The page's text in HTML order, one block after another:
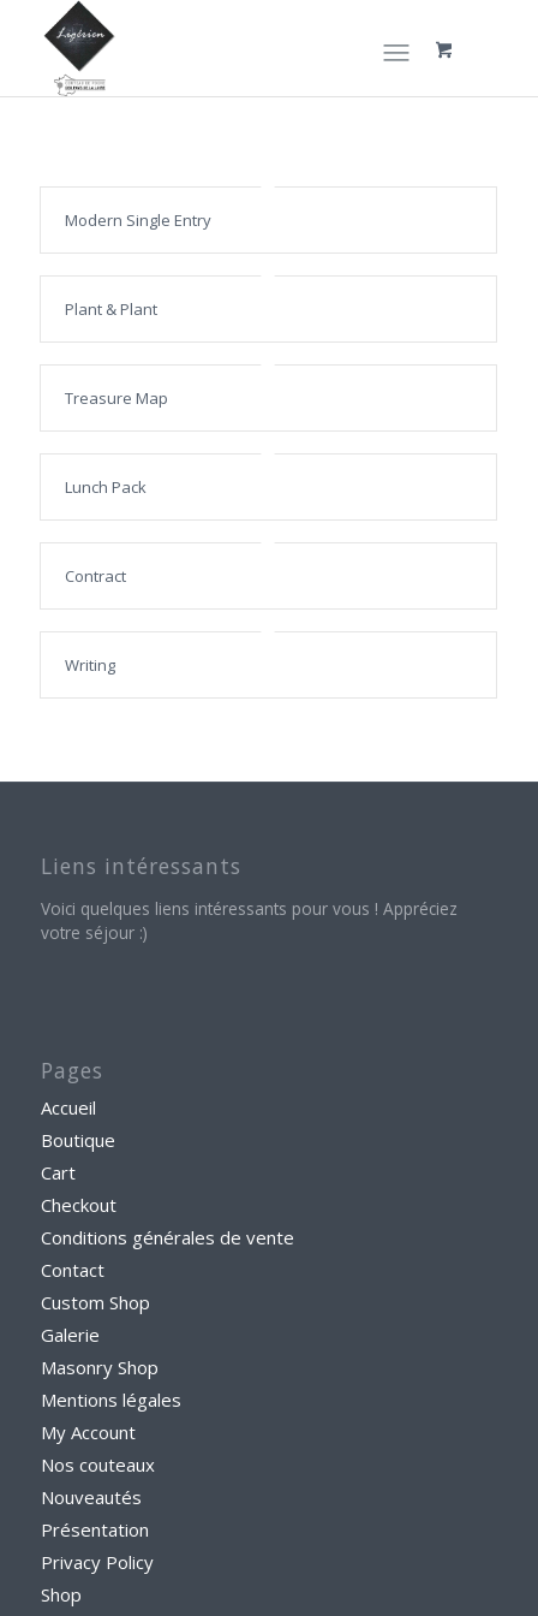
Modern Single Entry
Plant & Plant
Treasure Map
Lunch Pack
Contract
Writing
Liens intéressants
Voici quelques liens intéressants pour vous ! Appréciez
votre séjour :)
Pages
Accueil
Boutique
Cart
Checkout
Conditions générales de vente
Contact
Custom Shop
Galerie
Masonry Shop
Mentions légales
My Account
Nos couteaux
Nouveautés
Présentation
Privacy Policy
Shop